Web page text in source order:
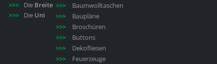
Die Breite
Die Uni
Baumwolltaschen
Baupläne
Broschüren
Buttons
Dekofliesen
Feuerzeuge